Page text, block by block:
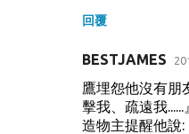
回覆
BESTJAMES
鷹埋怨他沒有朋
擊我、疏遠我......』
造物主提醒他說: